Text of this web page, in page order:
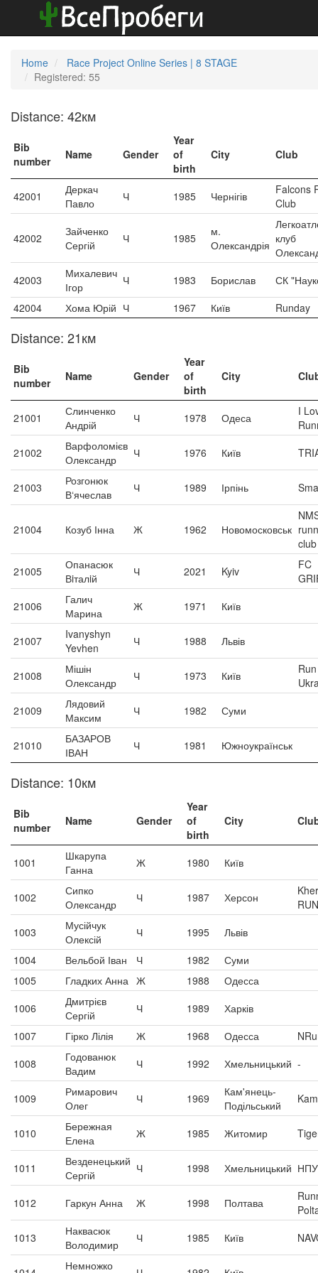
Home
Race Project Online Series | 8 STAGE
Registered: 55
Distance: 42км
Bib
number
Name Gender
Year
of
birth
City Club
42001
Деркач
Павло
Ч 1985 Чернігів
Falcons
Club
42002
Зайченко
Сергій
Ч 1985
м.
Олександрія клуб
42003
Михалевич
Ігор
Ч 1983 Борислав
СК
42004
Хома Юрій Ч 1967 Київ Runday
Distance: 21км
Bib
number
Name Gender
Year
of
birth
City
21001
Слинченко
Андрій
Ч 1978 Одеса
I
21002
Варфоломієв
Олександр
Ч 1976 Київ
21003
Розгонюк
В‘ячеслав
Ч 1989 Ірпінь
21004 Козуб Інна Ж 1962 Новомосковськ
club
21005
Опанасюк
Вiталiй
Ч 2021 Kyiv
FC
21006
Галич
Марина
Ж 1971 Київ
21007
Ivanyshyn
Yevhen
Ч 1988 Львів
21008
Мішін
Олександр
Ч 1973 Київ
Run
21009
Лядовий
Максим
Ч 1982 Суми
21010
БАЗАРОВ
ІВАН
Ч 1981 Южноукраїнськ
Distance: 10км
Bib
number
Name Gender
Year
of
birth
City
1001
Шкарупа
Ганна
Ж 1980 Київ
1002
Сипко
Олександр
Ч 1987 Херсон
RUN
1003
Мусійчук
Олексій
Ч 1995
Львів
1004
Вельбой Іван Ч 1982
Суми
1005
Гладких Анна Ж 1988
Одесса
1006
Дмитрієв
Сергій
Ч 1989
Харків
1007
Гірко Лілія Ж 1968 Одесса
1008
Годованюк
Вадим
Ч 1992 Хмельницький -
1009
Римарович
Олег
Ч 1969
Кам'янець-
Подільський
1010
Бережная
Елена
Ж 1985 Житомир
1011
Везденецький
Сергій
Ч 1998 Хмельницький НПУ
1012 Гаркун Анна Ж 1998 Полтава
1013
Наквасюк
Володимир
Ч 1985 Київ
Немножко